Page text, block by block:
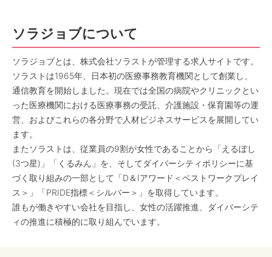
ソラジョブについて
ソラジョブとは、株式会社ソラストが管理する求人サイトです。
ソラストは1965年、日本初の医療事務教育機関として創業し、
通信教育を開始しました。現在では全国の病院やクリニックとい
った医療機関における医療事務の受託、介護施設・保育園等の運
営、およびこれらの各分野で人材ビジネスサービスを展開してい
ます。
またソラストは、従業員の9割が女性であることから「えるぼし
(3つ星)」「くるみん」を、そしてダイバーシティポリシーに基
づく取り組みの一部として「D＆Iアワード＜ベストワークプレイ
ス＞」「PRIDE指標＜シルバー＞」を取得しています。
誰もが働きやすい会社を目指し、女性の活躍推進、ダイバーシテ
ィの推進に積極的に取り組んでいます。